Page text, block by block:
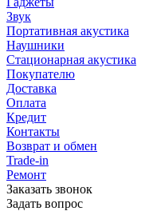
Звук
Портативная акустика
Наушники
Стационарная акустика
Покупателю
Доставка
Оплата
Кредит
Контакты
Возврат и обмен
Trade-in
Ремонт
Заказать звонок
Задать вопрос